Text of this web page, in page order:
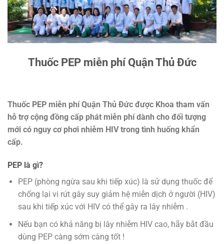
Thuốc PEP miễn phí Quận Thủ Đức
Thuốc PEP miễn phí Quận Thủ Đức được Khoa tham vấn
hỗ trợ cộng đồng cấp phát miễn phí dành cho đối tượng
mới có nguy cơ phơi nhiễm HIV trong tình huống khẩn
cấp.
PEP là gì?
PEP (phòng ngừa sau khi tiếp xúc) là sử dụng thuốc để
chống lại vi rút gây suy giảm hệ miễn dịch ở người (HIV)
sau khi tiếp xúc với HIV có thể gây ra lây nhiễm .
Nếu bạn có khả năng bị lây nhiễm HIV cao, hãy bắt đầu
dùng PEP càng sớm càng tốt !